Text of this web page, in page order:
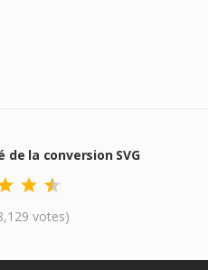
la conversion SVG
votes)